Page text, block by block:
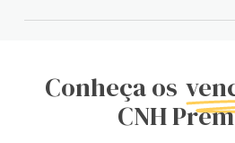
Conheça os
CNH